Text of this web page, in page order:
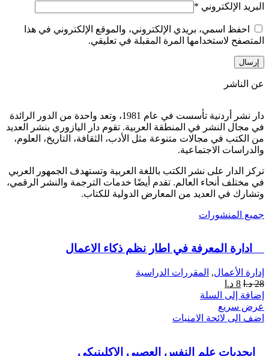
البريد الإلكتروني *
احفظ اسمي، بريدي الإلكتروني، والموقع الإلكتروني في هذا
المتصفح لاستخدامها المرة المقبلة في تعليقي.
عن الناشر
دار نشر أردنية تأسست في عام 1981، وتعد واحدة من الدور الرائدة
في مجال النشر في المنطقة العربية. تقوم دار اليازوري بنشر العديد
من الكتب في مجالات متنوعة مثل الأدب، الثقافة، التاريخ، العلوم،
والدراسات الاجتماعية.
تركز الدار على نشر الكتب باللغة العربية وتستهدف الجمهور العربي
في مختلف أنحاء العالم. تقدم أيضًا خدمات الترجمة والنشر الرقمي،
وتشارك في العديد من المعارض الدولية للكتاب.
جميع المنشورات
ادارة المعرفة في اطار نظم ذكاء الاعمال
إدارة الأعمال, المقررات الدراسية
28 د.ا 8 د.ا
إضافة إلى السلة
عرض سريع
اضف الى لائحة الامنيات
ابجديات علم النفس العصبي الاكلينيكي